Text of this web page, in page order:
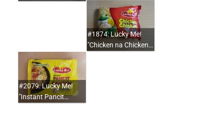
#1874: Lucky Me!
"Chicken na Chicken…
#2079: Lucky Me!
"Instant Pancit…